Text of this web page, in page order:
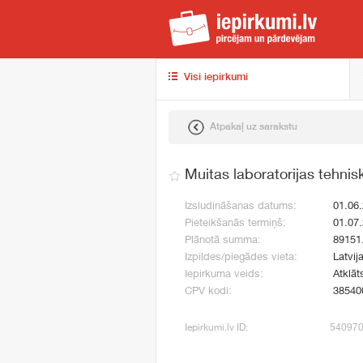
Visi iepirkumi
Atpakaļ uz sarakstu
Muitas laboratorijas
Izsludināšanas datums:
Pieteikšanās termiņš:
Plānotā summa:
Izpildes/piegādes vieta:
Iepirkuma veids:
CPV kodi:
Iepirkumi.lv ID: